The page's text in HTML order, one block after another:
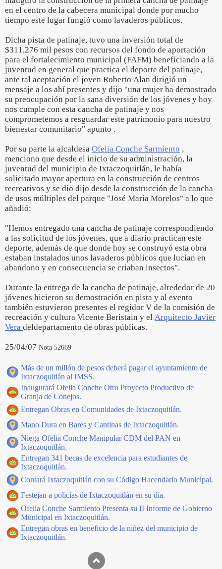
en el centro de la cabecera municipal donde por mucho
tiempo este lugar fungió como lavaderos públicos.
Dicha pista de patinaje, tuvo una inversión total de
$311,276 mil pesos con recursos del fondo de aportación
para el fortalecimiento municipal (FAFM) beneficiando a la
juventud en general que practica el deporte del patinaje,
ante tal aceptación el joven Roberto Alan dirigió un
mensaje a los ahí presentes y dijo "una mujer ha demostrado
su preocupación por la sana diversión de los jóvenes y hoy
nos cumple con esta cancha de patinaje y nos
comprometemos a resguardar este patrimonio para nuestro
bienestar comunitario" apunto .
Por su parte la alcaldesa Ofelia Conche Sarmiento ,
menciono que desde el inicio de su administración, la
juventud del municipio de Ixtaczoquitlán, le había
solicitado mayor apertura en la construcción de centros
recreativos y se dio dijo desde la construcción de la cancha
de usos múltiples del parque "José Maria Morelos" a lo que
añadió:
"Hemos entregado una cancha de patinaje correspondiendo
a las solicitud de los jóvenes, que a diario practican este
deporte, además de que donde hoy se construyó esta obra
estaban instalados unos lavaderos públicos que lucían en
abandono y en consecuencia se criaban insectos".
Durante la entrega de la cancha de patinaje, alrededor de 20
jóvenes hicieron su demostración en pista y al evento
también estuvieron presentes el regidor V de la comisión de
recreación y cultura Vicente Beristain y el Arquitecto Javier
Vera deldepartamento de obras públicas.
25/04/07 Nota 52669
Más de un millón de pesos deberá pagar el ayuntamiento de
Ixtaczoquitlán al IMSS.
Inaugurará Ofelia Conche Otro Proyecto Productivo de
Granja de Conejos.
Entregan Obras en Comunidades de Ixtaczoquitlán.
Mano Dura en Bares y Cantinas de Ixtaczoquitlán.
Niega Ofelia Conche Manipular CDM del PAN en
Ixtaczoquitlán.
Entregan 341 becas de excelencia para estudiantes de
Ixtaczoquitlán.
Contará Ixtaczoquitlán con su Código Hacendario Municipal.
Festejan a policías de Ixtaczoquitlán en su día.
Ofelia Conche Sarmiento Presenta su II Informe de Gobierno
Municipal en Ixtaczoquitlán.
Entregan obras en beneficio de la niñez del municipio de
Ixtaczoquitlán.